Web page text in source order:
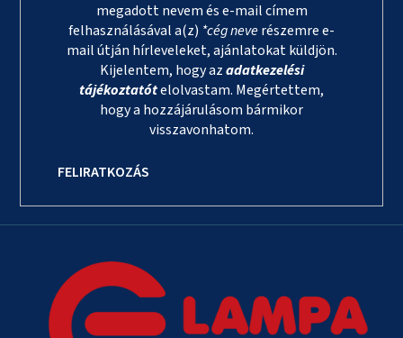
megadott nevem és e-mail címem
felhasználásával a(z) *cég neverészemre e-
mail útján hírleveleket, ajánlatokat küldjön.
Kijelentem, hogy azadatkezelési
tájékoztatótelolvastam. Megértettem,
hogy a hozzájárulásom bármikor
visszavonhatom.
FELIRATKOZÁS